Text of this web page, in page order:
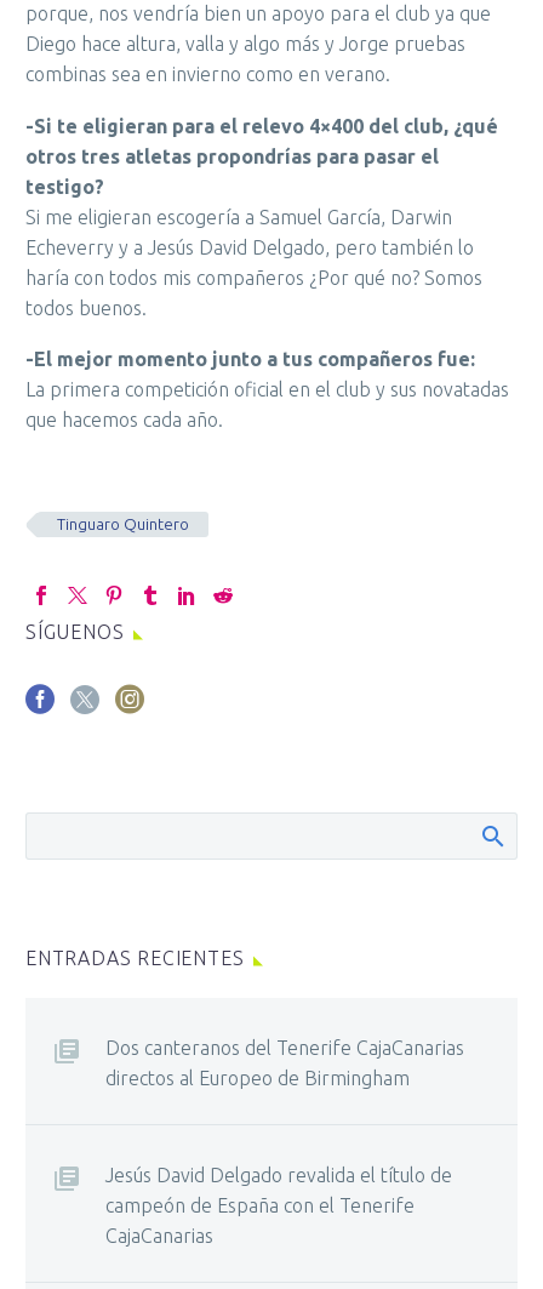
porque, nos vendría bien un apoyo para el club ya que
Diego hace altura, valla y algo más y Jorge pruebas
combinas sea en invierno como en verano.
-Si te eligieran para el relevo 4×400 del club, ¿qué
otros tres atletas propondrías para pasar el
testigo?
Si me eligieran escogería a Samuel García, Darwin
Echeverry y a Jesús David Delgado, pero también lo
haría con todos mis compañeros ¿Por qué no? Somos
todos buenos.
-El mejor momento junto a tus compañeros fue:
La primera competición oficial en el club y sus novatadas
que hacemos cada año.
Tinguaro Quintero
SÍGUENOS
ENTRADAS RECIENTES
Dos canteranos del Tenerife CajaCanarias
directos al Europeo de Birmingham
Jesús David Delgado revalida el título de
campeón de España con el Tenerife
CajaCanarias